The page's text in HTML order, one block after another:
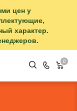
цен у
характер.
0